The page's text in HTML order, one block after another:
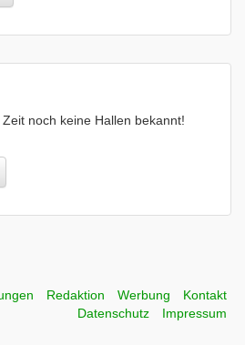
noch keine Hallen bekannt!
Redaktion Werbung
Kontakt
Datenschutz
Impressum